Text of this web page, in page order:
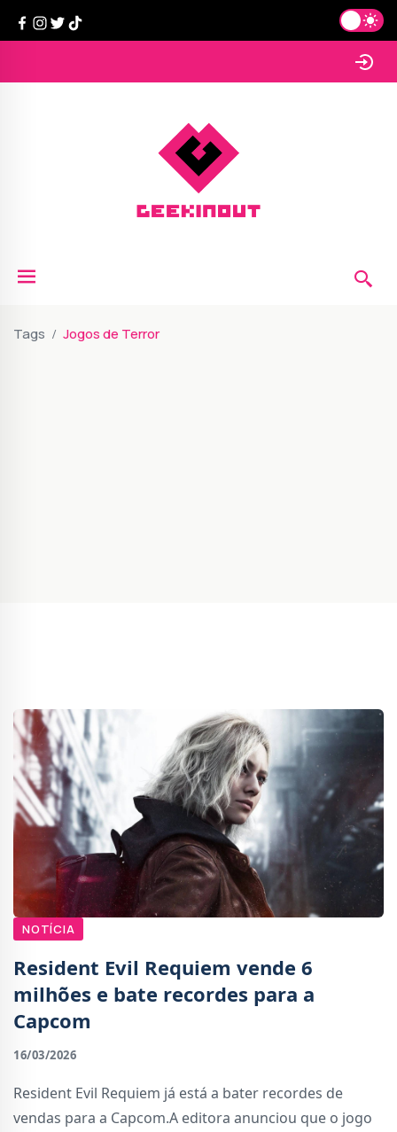
Tags Jogos de Terror
NOTÍCIA
Resident Evil Requiem vende 6
milhões e bate recordes para a
Capcom
16/03/2026
Resident Evil Requiem já está a bater recordes de
vendas para a Capcom.A editora anunciou que o jogo